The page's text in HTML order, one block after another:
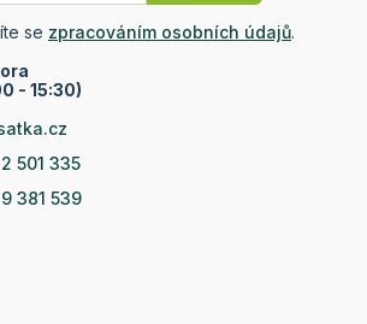
se zpracováním osobních údajů.
- 15:30)
501 335
381 539